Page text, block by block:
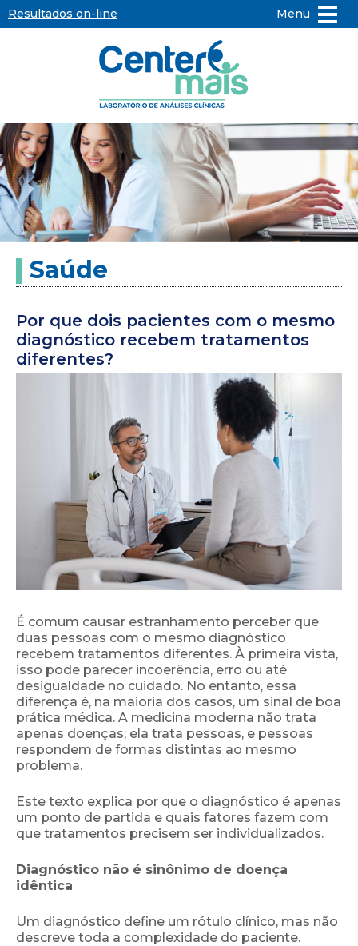
Resultados on-line Menu
Center
Mais
-
Laboratório
Análises
Clínicas
Saúde
Por que dois pacientes com o mesmo
diagnóstico recebem tratamentos
diferentes?
É comum causar estranhamento perceber que
duas pessoas com o mesmo diagnóstico
recebem tratamentos diferentes. À primeira vista,
isso pode parecer incoerência, erro ou até
desigualdade no cuidado. No entanto, essa
diferença é, na maioria dos casos, um sinal de boa
prática médica. A medicina moderna não trata
apenas doenças; ela trata pessoas, e pessoas
respondem de formas distintas ao mesmo
problema.
Este texto explica por que o diagnóstico é apenas
um ponto de partida e quais fatores fazem com
que tratamentos precisem ser individualizados.
Diagnóstico não é sinônimo de doença
idêntica
Um diagnóstico define um rótulo clínico, mas não
descreve toda a complexidade do paciente.